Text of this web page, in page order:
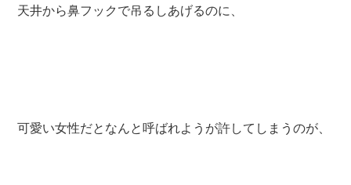
天井から鼻フックで吊るしあげるのに、
可愛い女性だとなんと呼ばれようが許してしまうのが、